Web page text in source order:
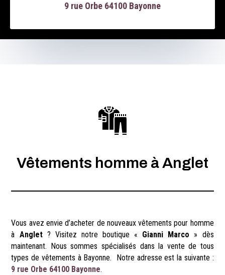
9 rue Orbe 64100 Bayonne
Vêtements homme à Anglet
Vous avez envie d’acheter de nouveaux vêtements pour homme
à Anglet? Visitez notre boutique « Gianni Marco » dès
maintenant. Nous sommes spécialisés dans la vente de tous
types de vêtements à Bayonne. Notre adresse est la suivante :
9 rue Orbe 64100 Bayonne.